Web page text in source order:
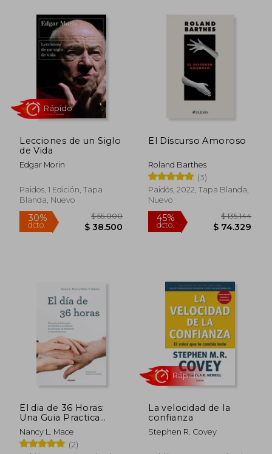
dcto.
30%
Lecciones de un Siglo
de Vida
Edgar Morin
Paidos, 1 Edición, Tapa
Blanda, Nuevo
El Discurso Amoroso
Roland Barthes
(3)
Paidós, 2022, Tapa Blanda,
Nuevo
El dia de 36 Horas:
Una Guia Practica
Para las Familias y
Cuidadoresde
Enfermos de
Nancy L. Mace
(2)
La velocidad de la
confianza
Stephen R. Covey